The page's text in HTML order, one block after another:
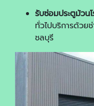
รับซ่อมประตูม้วน
ทั่วไปบริการด้ว
ชลบุรี